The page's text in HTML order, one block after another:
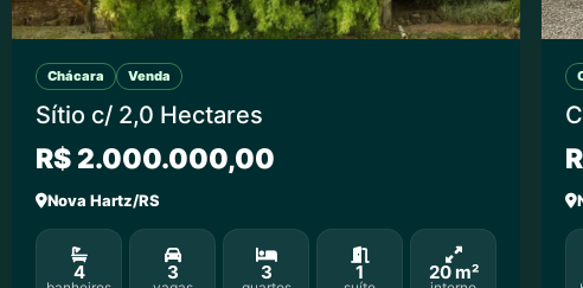
Chácara Venda
Sítio c/ 2,0 Hectares
R$ 2.000.000,00
Nova Hartz/RS
4 3 3 1 20 m²